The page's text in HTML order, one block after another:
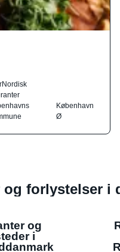
Nordisk
København
Ø
forlystelser i
og
i